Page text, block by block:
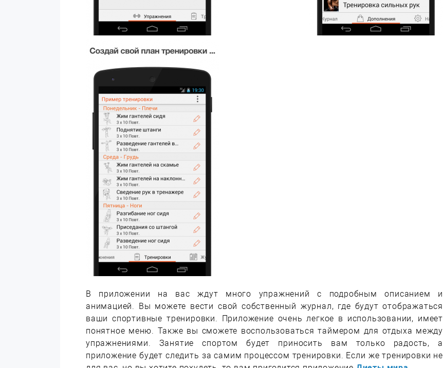
В приложении на вас ждут много упражнений с подробным описанием и
анимацией. Вы можете вести свой собственный журнал, где будут отображаться
ваши спортивные тренировки. Приложение очень легкое в использовании, имеет
понятное меню. Также вы сможете воспользоваться таймером для отдыха между
упражнениями. Занятие спортом будет приносить вам только радость, а
приложение будет следить за самим процессом тренировки. Если же тренировки не